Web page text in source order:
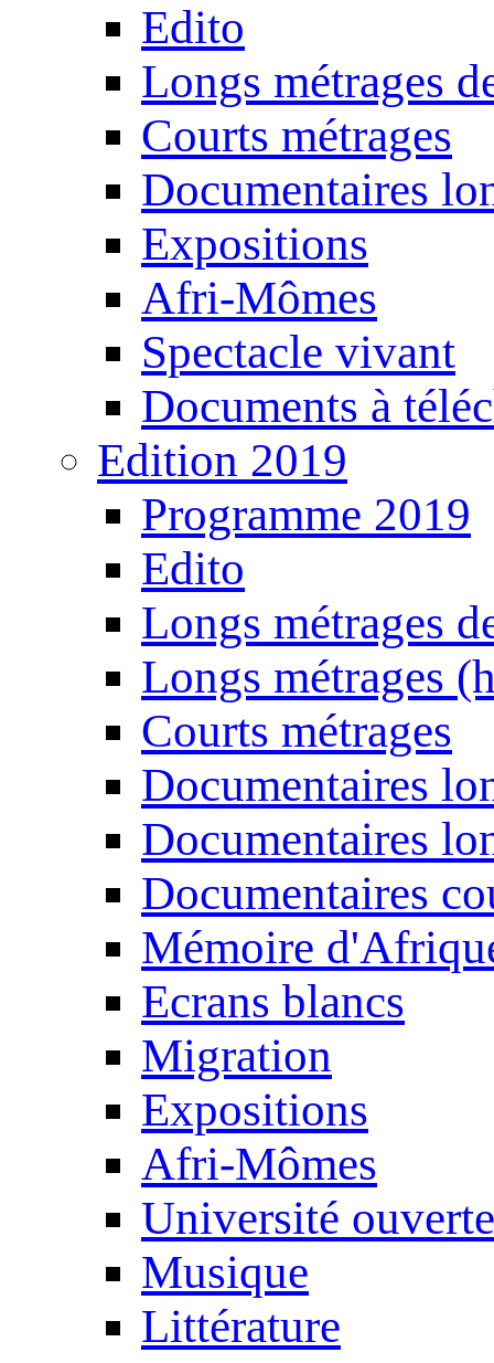
Edito
Longs métrages
Courts métrages
Documentaires
Expositions
Afri-Mômes
Spectacle vivant
Documents à
Edition 2019
Programme 2019
Edito
Longs métrages
Longs métrages
Courts métrages
Documentaires
Documentaires
Documentaires
Mémoire
Ecrans blancs
Migration
Expositions
Afri-Mômes
Université ouverte
Musique
Littérature